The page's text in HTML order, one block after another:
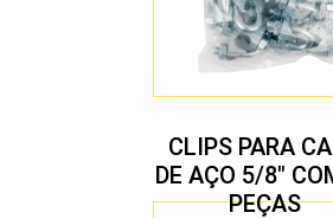
CLIPS PARA
DE AÇO 5/8″
PEÇAS